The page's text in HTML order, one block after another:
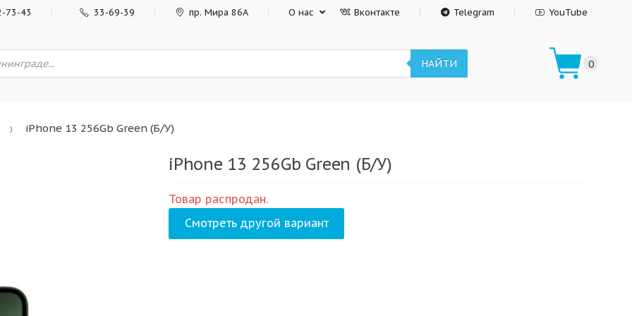
73-43 33-69-39 пр. Мира 86А О нас Вконтакте Telegram YouTube
НАЙТИ 0
iPhone 13 256Gb Green (Б/У)
iPhone 13 256Gb Green (Б/У)
Товар распродан.
Смотреть другой вариант